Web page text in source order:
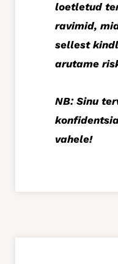
loetletud
ravimid,
sellest
arutame
NB: Sinu
vahele!